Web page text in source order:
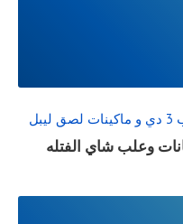
وعلب شاي الفتله